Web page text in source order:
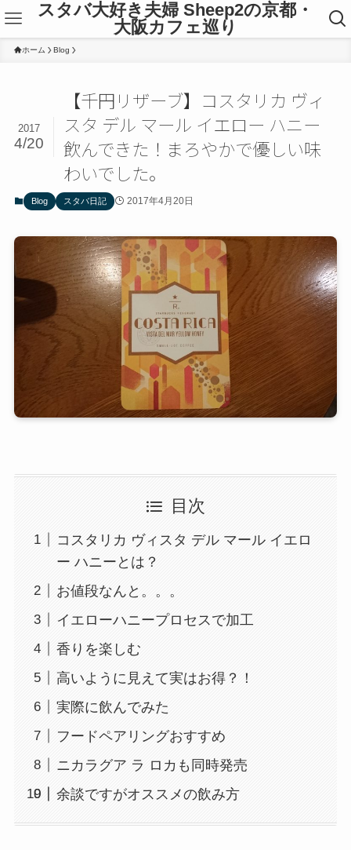
スタバ大好き夫婦 Sheep2の京都・
大阪カフェ巡り
ホーム Blog
【千円リザーブ】コスタリカ ヴィ
スタ デル マール イエロー ハニー
飲んできた！まろやかで優しい味
わいでした。
2017
4/20
Blog スタバ日記 2017年4月20日
目次
コスタリカ ヴィスタ デル マール イエロ
ー ハニーとは？
お値段なんと。。。
イエローハニープロセスで加工
香りを楽しむ
高いように見えて実はお得？！
実際に飲んでみた
フードペアリングおすすめ
ニカラグア ラ ロカも同時発売
余談ですがオススメの飲み方